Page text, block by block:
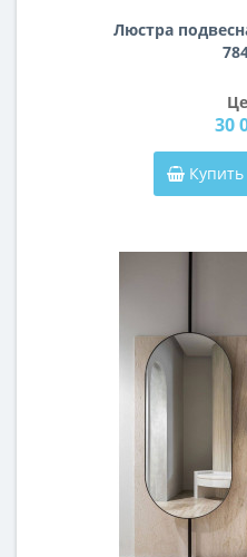
Люстра
30
Купить